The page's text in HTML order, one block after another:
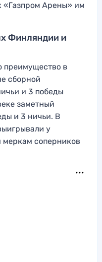
«Газпром Арены» им
Финляндии и
преимущество в
сборной
и 3 победы
заметный
и 3 ничьи. В
у
меркам соперников